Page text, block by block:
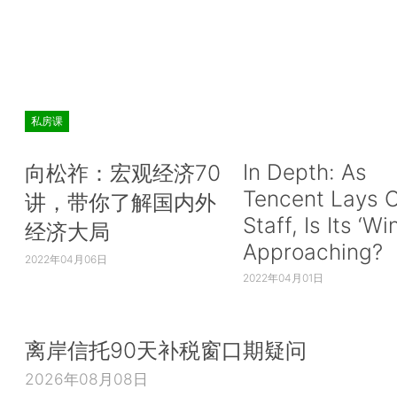
私房课
向松祚：宏观经济70
讲，带你了解国内外
经济大局
2022年04月06日
In Depth: As
Tencent Lays
Staff, Is Its
Approaching?
2022年04月01日
离岸信托90天补税窗口期疑问
2026年08月08日